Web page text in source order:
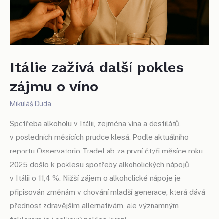
Itálie zažívá další pokles
zájmu o víno
Mikuláš Duda
Spotřeba alkoholu v Itálii, zejména vína a destilátů,
v posledních měsících prudce klesá. Podle aktuálního
reportu Osservatorio TradeLab za první čtyři měsíce roku
2025 došlo k poklesu spotřeby alkoholických nápojů
v Itálii o 11,4 %. Nižší zájem o alkoholické nápoje je
připisován změnám v chování mladší generace, která dává
přednost zdravějším alternativám, ale významným